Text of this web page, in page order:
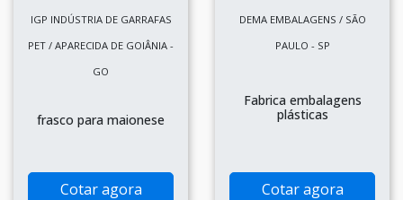
IGP INDÚSTRIA DE GARRAFAS
PET / APARECIDA DE GOIÂNIA -
GO
frasco para maionese
Cotar agora
DEMA EMBALAGENS / SÃO
PAULO - SP
Fabrica embalagens
plásticas
Cotar agora